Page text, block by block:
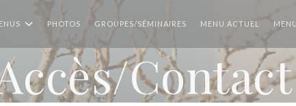
PHOTOS GROUPES/SÉMINAIRES MENU ACTUEL
Contact